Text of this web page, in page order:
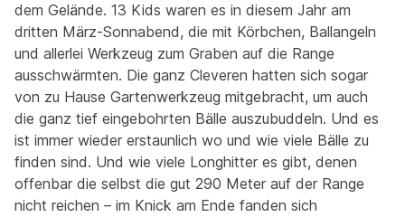
dem Gelände. 13 Kids waren es in diesem Jahr am
dritten März-Sonnabend, die mit Körbchen, Ballangeln
und allerlei Werkzeug zum Graben auf die Range
ausschwärmten. Die ganz Cleveren hatten sich sogar
von zu Hause Gartenwerkzeug mitgebracht, um auch
die ganz tief eingebohrten Bälle auszubuddeln. Und es
ist immer wieder erstaunlich wo und wie viele Bälle zu
finden sind. Und wie viele Longhitter es gibt, denen
offenbar die selbst die gut 290 Meter auf der Range
nicht reichen – im Knick am Ende fanden sich